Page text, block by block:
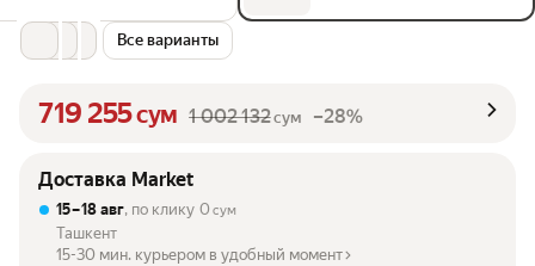
Все варианты
719 255сум 1 002 132сум –28%
Доставка Market
15 – 18 авг, по клику 0 сум
Ташкент
15-30 мин. курьером в удобный момент